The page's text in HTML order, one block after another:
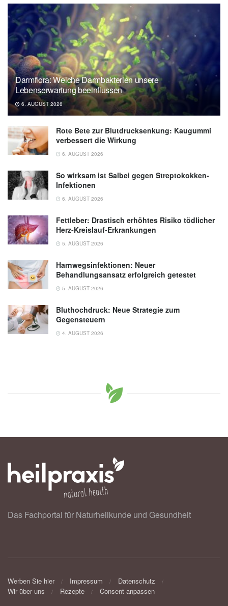
Darmflora: Welche Darmbakterien unsere
Lebenserwartung beeinflussen
6. AUGUST 2026
Rote Bete zur Blutdrucksenkung: Kaugummi
verbessert die Wirkung
6. AUGUST 2026
So wirksam ist Salbei gegen Streptokokken-
Infektionen
6. AUGUST 2026
Fettleber: Drastisch erhöhtes Risiko tödlicher
Herz-Kreislauf-Erkrankungen
5. AUGUST 2026
Harnwegsinfektionen: Neuer
Behandlungsansatz erfolgreich getestet
5. AUGUST 2026
Bluthochdruck: Neue Strategie zum
Gegensteuern
4. AUGUST 2026
Das Fachportal für Naturheilkunde und Gesundheit
Werben Sie hier Impressum
Datenschutz
Wir über uns
Rezepte Consent anpassen